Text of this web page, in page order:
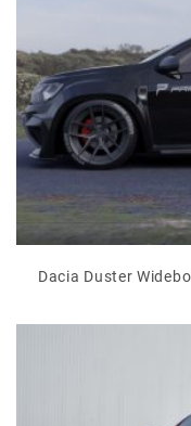
Dacia Duster